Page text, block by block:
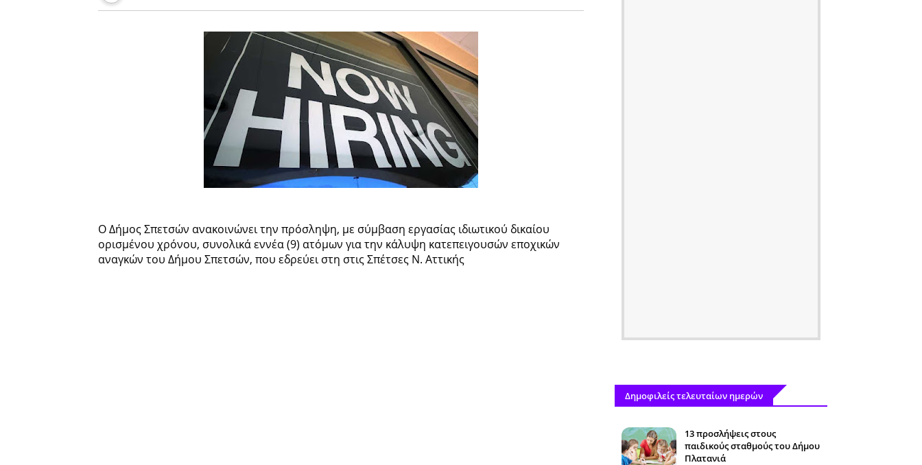
Ο Δήμος Σπετσών ανακοινώνει την πρόσληψη, με σύμβαση εργασίας ιδιωτικού δικαίου
ορισμένου χρόνου, συνολικά εννέα(9) ατόμων για την κάλυψη κατεπειγουσών εποχικών
αναγκών του Δήμου Σπετσών, που εδρεύει στη στις Σπέτσες Ν. Αττικής
Δημοφιλείς τελευταίων ημερών
13 προσλήψεις στους
παιδικούς σταθμούς του Δήμου
Πλατανιά